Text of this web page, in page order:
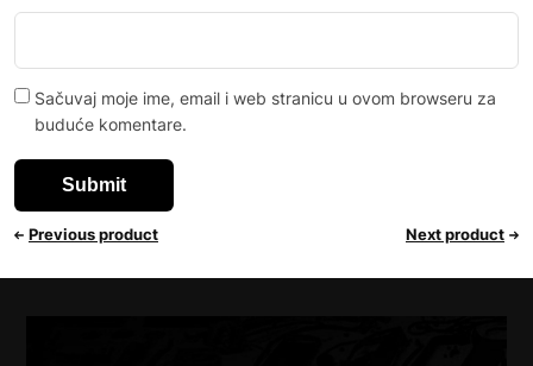
Sačuvaj moje ime, email i web stranicu u ovom browseru za
buduće komentare.
Previous product Next product